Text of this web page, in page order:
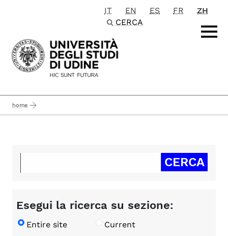
Passa al contenuto principale
IT EN ES FR
ZH
CERCA
home
Esegui la ricerca su sezione:
Entire site Current